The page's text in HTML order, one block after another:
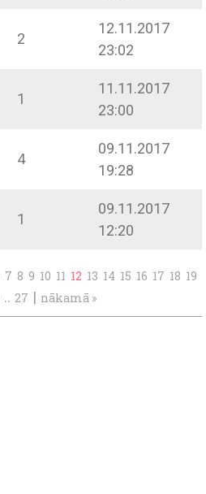
2
12.11.2017
23:02
1
11.11.2017
23:00
4
09.11.2017
19:28
1
09.11.2017
12:20
7 8 9 10 11 12 13 14 15 16 17 18 19
.. 27 | nākamā »